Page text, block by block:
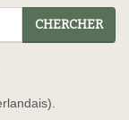
CHERCHER